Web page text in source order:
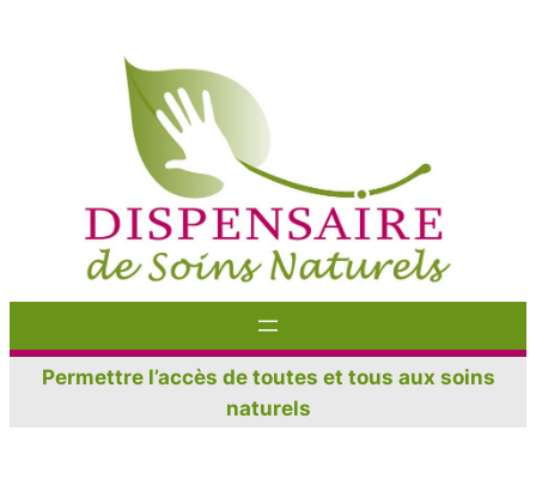
Permettre l’accès de toutes et tous aux soins
naturels